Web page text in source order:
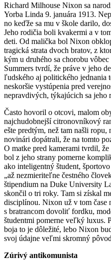
Richard Milhouse Nixon sa
Yorba Linda 9. januára 1913.
no keďže sa mu v škole darilo,
Jeho rodičia boli kvakermi a v
deti. Od malička bol Nixon
tragická strata dvoch bratov, z
kým u druhého sa chorobu
Summers tvrdí, že práve v jeho
ľudského aj politického jednania
neskoršie vystúpenia pred
nepravdivých, týkajúcich sa jeho
Často hovoril o otcovi, malom
najchudobnejší citronovníkový
ešte predtým, než tam našli
novinári dopátrali, že na tomto
O matke pred kamerami tvrdil,
bol z jeho strany pomerne
ako inteligentný študent,
„až nezmieriteľne čestného
štipendium na Duke University
skončil o tri roky. Tam si získal
disciplínou. Nixon už v tom čase
s bratrancom dovoliť fordku,
študentmi pomerne veľký luxus.
boja to je dôležité, lebo Nixon
svoj údajne veľmi skromný
Zúrivý antikomunista